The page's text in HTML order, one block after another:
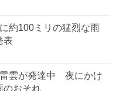
に約100ミリの猛烈な雨
表
雲が発達中 夜にかけ
のおそれ